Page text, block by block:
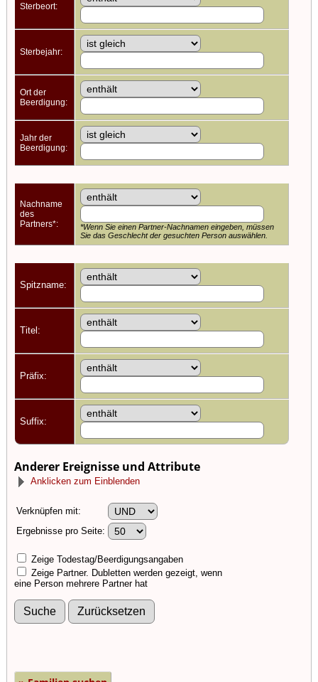
Sterbeort:
Sterbejahr:
Ort der
Beerdigung:
Jahr der
Beerdigung:
Nachname
des
Partners*:
*Wenn Sie einen Partner-Nachnamen eingeben, müssen
Sie das Geschlecht der gesuchten Person auswählen.
Spitzname:
Titel:
Präfix:
Suffix:
Anderer Ereignisse und Attribute
Anklicken zum Einblenden
Verknüpfen mit:
Ergebnisse pro Seite:
Zeige Todestag/Beerdigungsangaben
Zeige Partner. Dubletten werden gezeigt, wenn
eine Person mehrere Partner hat